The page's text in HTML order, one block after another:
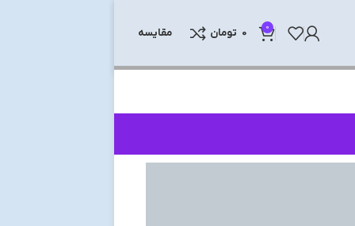
0 تومان 0 مقایسه